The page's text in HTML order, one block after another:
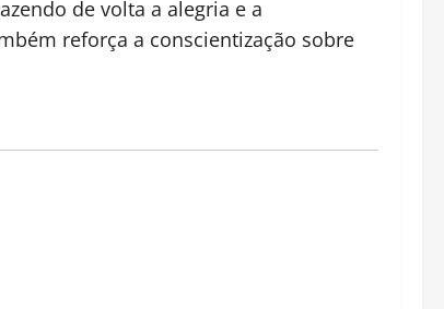
de volta a alegria e a
reforça a conscientização sobre